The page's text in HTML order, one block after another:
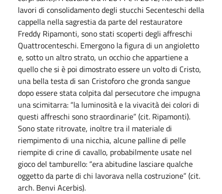
lavori di consolidamento degli stucchi Secenteschi della
cappella nella sagrestia da parte del restauratore
Freddy Ripamonti, sono stati scoperti degli affreschi
Quattrocenteschi. Emergono la figura di un angioletto
e, sotto un altro strato, un occhio che appartiene a
quello che si è poi dimostrato essere un volto di Cristo,
una bella testa di san Cristoforo che gronda sangue
dopo essere stata colpita dal persecutore che impugna
una scimitarra: “la luminosità e la vivacità dei colori di
questi affreschi sono straordinarie” (cit. Ripamonti).
Sono state ritrovate, inoltre tra il materiale di
riempimento di una nicchia, alcune palline di pelle
riempite di crine di cavallo, probabilmente usate nel
gioco del tamburello: “era abitudine lasciare qualche
oggetto da parte di chi lavorava nella costruzione” (cit.
arch. Benvi Acerbis).